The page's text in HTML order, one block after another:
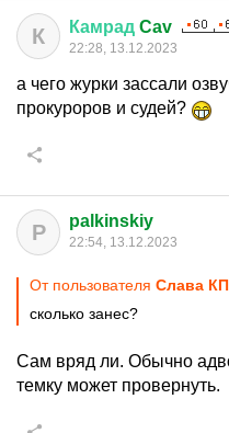
К Камрад Cav
22:28, 13.12.2023
а чего журки зассали
прокуроров и судей?
P palkinskiy
22:54, 13.12.2023
От пользователя Слава
сколько занес?
Сам вряд ли. Обычно
темку может провернуть.